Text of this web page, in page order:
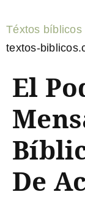
Téxtos bíblicos
textos-
El
De